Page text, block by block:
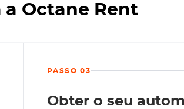
Octane Rent
PASSO 03
Obter o seu